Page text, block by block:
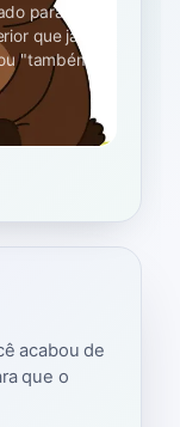
para
que já é
"também
acabou de
que o